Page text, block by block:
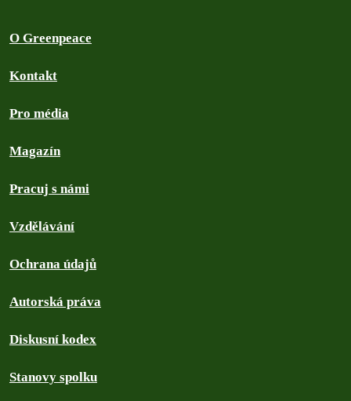
O Greenpeace
Kontakt
Pro média
Magazín
Pracuj s námi
Vzdělávání
Ochrana údajů
Autorská práva
Diskusní kodex
Stanovy spolku